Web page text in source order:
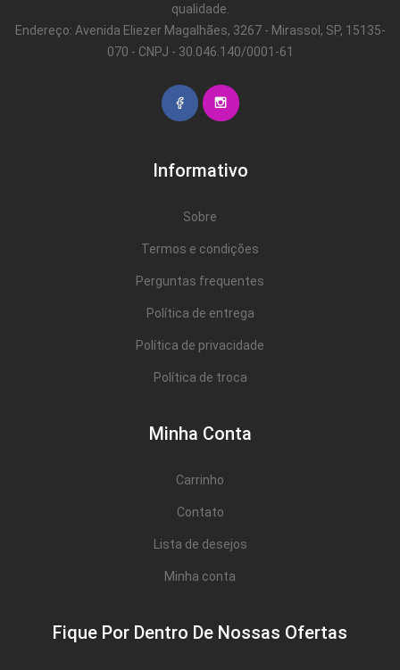
qualidade.
Endereço: Avenida Eliezer Magalhães, 3267 - Mirassol, SP, 15135-
070 - CNPJ - 30.046.140/0001-61
Informativo
Sobre
Termos e condições
Perguntas frequentes
Política de entrega
Política de privacidade
Política de troca
Minha Conta
Carrinho
Contato
Lista de desejos
Minha conta
Fique Por Dentro De Nossas Ofertas